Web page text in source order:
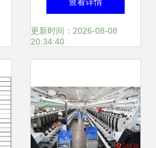
突破，上海网络技
更新时间：2026-08-08
20:34:40